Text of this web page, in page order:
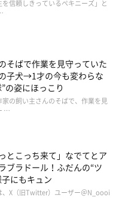
あり、家族で世界
を信頼しきっているペキニーズ」と
そばで作業を見守っていた
子犬→1才の今も変わらな
の姿にほっこり
家の飼い主さんのそばで、作業を見
…
とこっち来て」なでてとア
ブラドール！ふだんの“ツ
にもキュン
、X（旧Twitter）ユーザー＠N_oooi